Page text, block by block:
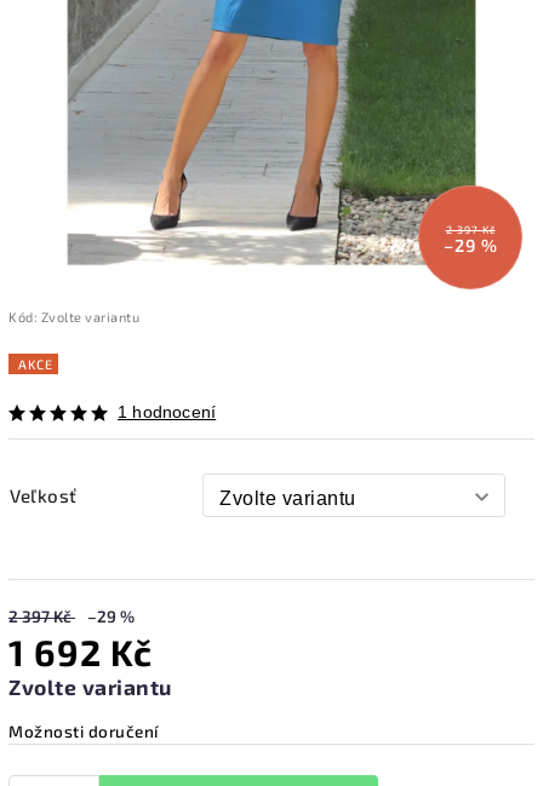
2 397 Kč
–29 %
Kód: Zvolte variantu
AKCE
1 hodnocení
Veľkosť
2 397 Kč –29 %
1 692 Kč
Zvolte variantu
Možnosti doručení